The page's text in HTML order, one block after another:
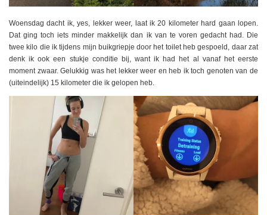
Woensdag dacht ik, yes, lekker weer, laat ik 20 kilometer hard gaan lopen.
Dat ging toch iets minder makkelijk dan ik van te voren gedacht had. Die
twee kilo die ik tijdens mijn buikgriepje door het toilet heb gespoeld, daar zat
denk ik ook een stukje conditie bij, want ik had het al vanaf het eerste
moment zwaar. Gelukkig was het lekker weer en heb ik toch genoten van de
(uiteindelijk) 15 kilometer die ik gelopen heb.